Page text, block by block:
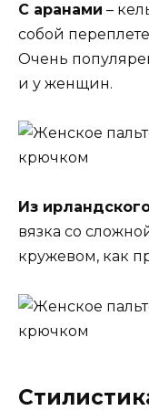
С аранами –
собой
Очень
и у женщин.
Из
вязка со
кружевом, как